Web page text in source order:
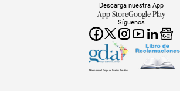
Síguenos
Descarga nuestra App
App StoreGoogle Play
Miembro del Grupo de Diarios América